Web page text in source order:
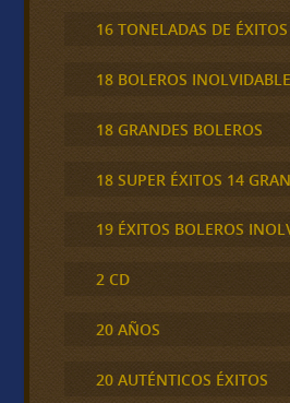
16 TONELADAS DE ÉXITOS
18 BOLEROS
18 GRANDES BOLEROS
18 SUPER ÉXITOS 14
19 ÉXITOS BOLEROS
2 CD
20 AÑOS
20 AUTÉNTICOS ÉXITOS